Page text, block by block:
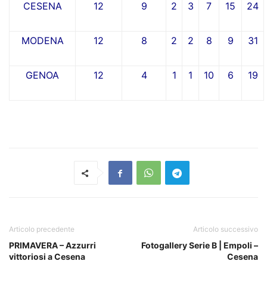
CESENA 12 9 2 3 7 15 24
MODENA 12 8 2 2 8 9 31
GENOA 12 4 1 1 10 6 19
Articolo precedente
PRIMAVERA – Azzurri
vittoriosi a Cesena
Articolo successivo
Fotogallery Serie B | Empoli –
Cesena